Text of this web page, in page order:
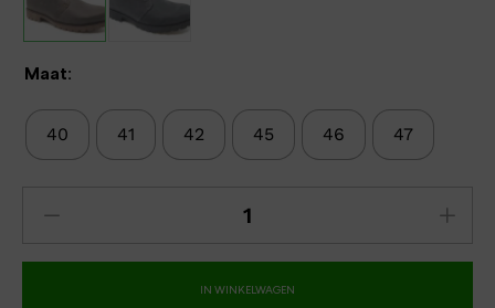
Maat:
40 41 42 45 46 47
IN WINKELWAGEN